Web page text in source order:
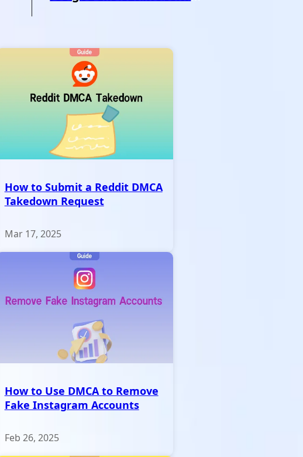
How to Submit a Reddit DMCA
Takedown Request
Mar 17, 2025
How to Use DMCA to Remove
Fake Instagram Accounts
Feb 26, 2025